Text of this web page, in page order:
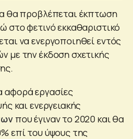
θα προβλέπεται έκπτωση
στο φετινό εκκαθαριστικό
να ενεργοποιηθεί εντός
με την έκδοση σχετικής
εργασίες
και ενεργειακής
που έγιναν το 2020 και θα
επί του ύψους της